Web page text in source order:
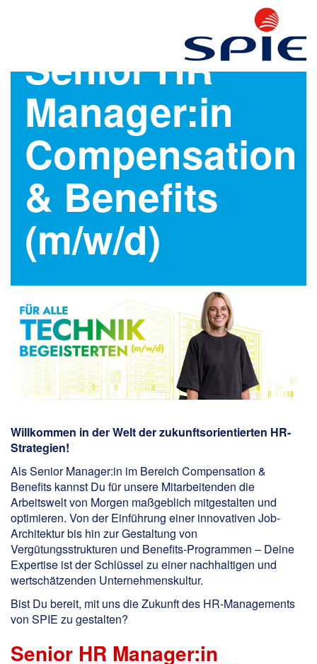
Senior HR
Manager:in
Compensation
& Benefits
(m/w/d)
Willkommen in der Welt der zukunftsorientierten HR-
Strategien!
Als Senior Manager:in im Bereich Compensation &
Benefits kannst Du für unsere Mitarbeitenden die
Arbeitswelt von Morgen maßgeblich mitgestalten und
optimieren. Von der Einführung einer innovativen Job-
Architektur bis hin zur Gestaltung von
Vergütungsstrukturen und Benefits-Programmen – Deine
Expertise ist der Schlüssel zu einer nachhaltigen und
wertschätzenden Unternehmenskultur.
Bist Du bereit, mit uns die Zukunft des HR-Managements
von SPIE zu gestalten?
Senior HR Manager:in